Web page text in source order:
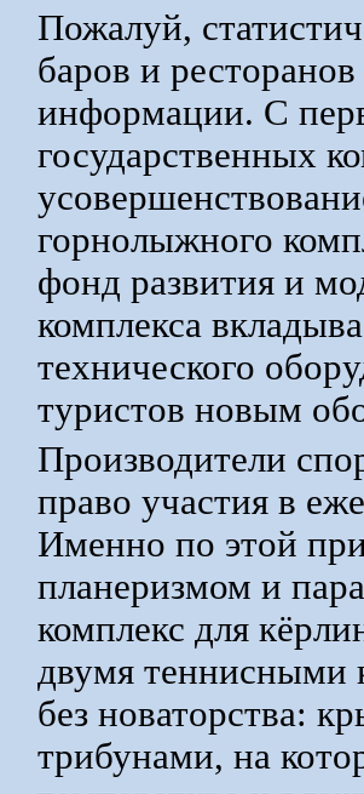
Пожалуй,
баров и
информации. С
государственных
горнолыжного
фонд развития и
комплекса
технического
туристов новым
Производители
право участия в
Именно по этой
планеризмом и
комплекс для
двумя теннисными
без новаторства:
трибунами, на